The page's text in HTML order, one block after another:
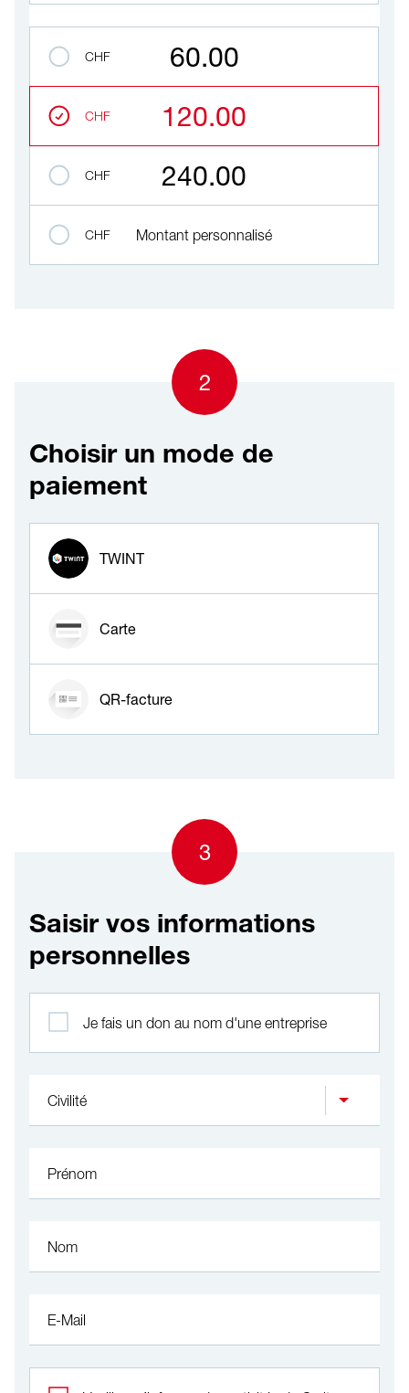
CHF 60.00
CHF 120.00
CHF 240.00
CHF Montant personnalisé
2
Choisir un mode de
paiement
TWINT
Carte
QR-facture
3
Saisir vos informations
personnelles
Je fais un don au nom d'une entreprise
Civilité
Prénom
Nom
E-Mail